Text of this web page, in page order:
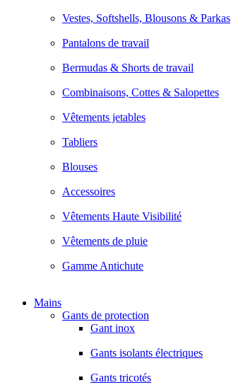
Vestes, Softshells, Blousons & Parkas
Pantalons de travail
Bermudas & Shorts de travail
Combinaisons, Cottes & Salopettes
Vêtements jetables
Tabliers
Blouses
Accessoires
Vêtements Haute Visibilité
Vêtements de pluie
Gamme Antichute
Mains
Gants de protection
Gant inox
Gants isolants électriques
Gants tricotés